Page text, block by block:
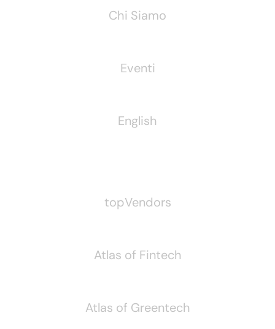
Chi Siamo
Eventi
English
topVendors
Atlas of Fintech
Atlas of Greentech